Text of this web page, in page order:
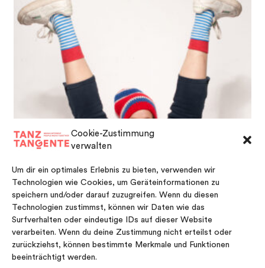
Cookie-Zustimmung
verwalten
Um dir ein optimales Erlebnis zu bieten, verwenden wir
Technologien wie Cookies, um Geräteinformationen zu
speichern und/oder darauf zuzugreifen. Wenn du diesen
Technologien zustimmst, können wir Daten wie das
Surfverhalten oder eindeutige IDs auf dieser Website
verarbeiten. Wenn du deine Zustimmung nicht erteilst oder
zurückziehst, können bestimmte Merkmale und Funktionen
beeinträchtigt werden.
CHRISTINA WÜSTENHAGEN